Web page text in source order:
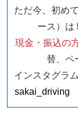
ただ今、初め
ース）は
現金・振込の
替、ペ
インスタグラ
sakai_driving